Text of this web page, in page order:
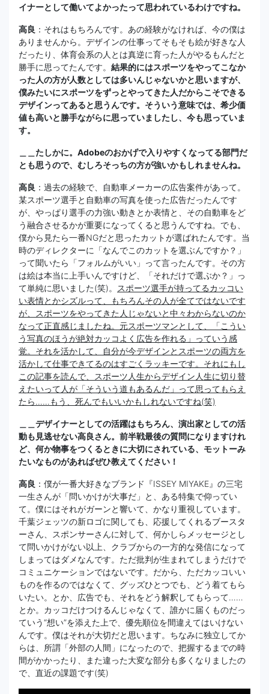
イナーとして働いてよかったって思われているわけですね。
高良 ：それはもちろんです。あの経験がなければ、今の僕は
ありませんから。デザインの仕事ってそもそも絵が好きな人
だったり、体育会系の人とは真逆に育った人がやるもんだと
勝手に思ってたんです。 結果的にはスポーツをやってこなか
った人の方が人数としては多いんじゃないかと思いますが、
僕みたいにスポーツをずっとやってきた人だからこそできる
デザインってあると思うんです。そういう意味では、希少価
値も高いと勝手ながらに思っていましたし、今も思っていま
す。
＿＿たしかに。Adobeのおかげで入りやすくなってる部門だ
とも思うので、むしろそっちの方が強いかもしれませんね。
高良 ：過去の経験で、自動車メーカーの広告案件があって。
某スポーツ選手と自動車の写真を使った広告だったんです
が、やっぱり選手の力強い動きとか表情と、その自動車をど
う融合させるかが重要になってくると思うんですね。でも、
僕から見たら一番NGだと思ったカットが選ばれたんです。当
時のディレクターに「なんでこのカットを選ぶんですか？」
って聞いたら「フォルムがいい」って言ったんです。その方
は絵は本当に上手いんですけど、「それだけで選ぶか？」っ
て単純に思いました(笑)。
スポーツ選手が持ってるカッコい
い表情とかシズルって、もちろんその人が全てではないです
が、スポーツをやってきた人じゃないと中々わからないのか
なって正直感じましたね。元スポーツマンとして、「こうい
う写真のほうが絶対カッコよく広告を作れる」っていう感
覚。それを活かして、自分が今デザインとスポーツの両方を
活かして仕事できてるのはすごくラッキーです。それにもし
この記事を読んで、スポーツ人生からデザイン人生に切り替
えたいって人が「そういう道もあるんだ」って思ってもらえ
たら……もう、死んでもいいかもしれないですね(笑)
＿＿デザイナーとしての活躍はもちろん、演出家としての活
動も見逃せない高良さん。前半戦最後の質問になりますけれ
ど、何か物事をつくるときに大切にされている、モットーみ
たいなものがあればぜひ教えてください！
高良 ：僕が一番大好きなブランド『ISSEY MIYAKE』の三宅
一生さんが「問いかけが大事だ」と、ある特集で仰ってい
て。僕にはそれがガーンと響いて、かなり重視しています。
千葉ジェッツの新ロゴに関しても、応援してくれるブースタ
ーさん、スポンサーさんに対して、何かしらメッセージとし
て問いかけがない以上、クラブからの一方的な発信になって
しまってはダメなんです。ただ批判が生まれてしまうだけで
コミュニケーションではないです。だから、ただカッコいい
ものを作るのではなくて、グッズひとつでも、どう着てもら
いたい。とか、広告でも、それをどう解釈してもらって……
とか。カッコだけつけるんじゃなくて、誰かに届くものだっ
ていう“想い”を添えた上で、優先順位を間違えてはいけない
んです。僕はそれが大切だと思います。ちなみに独立してか
らは、所謂「外部の人間」になったので、把握するまでの時
間がかかったり、また違った大変な部分も多くなりましたの
で、直近の課題です(笑)